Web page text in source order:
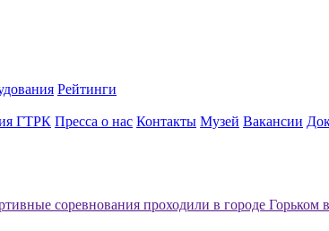
Рейтинги
ГТРК Пресса о нас Контакты Музей Вакансии
соревнования проходили в городе Горьком